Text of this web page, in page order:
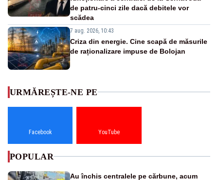
de patru-cinci zile dacă debitele vor
scădea
7 aug. 2026, 10:43
Criza din energie. Cine scapă de măsurile
de raționalizare impuse de Bolojan
URMĂREȘTE-NE PE
Facebook YouTube
POPULAR
Au închis centralele pe cărbune, acum